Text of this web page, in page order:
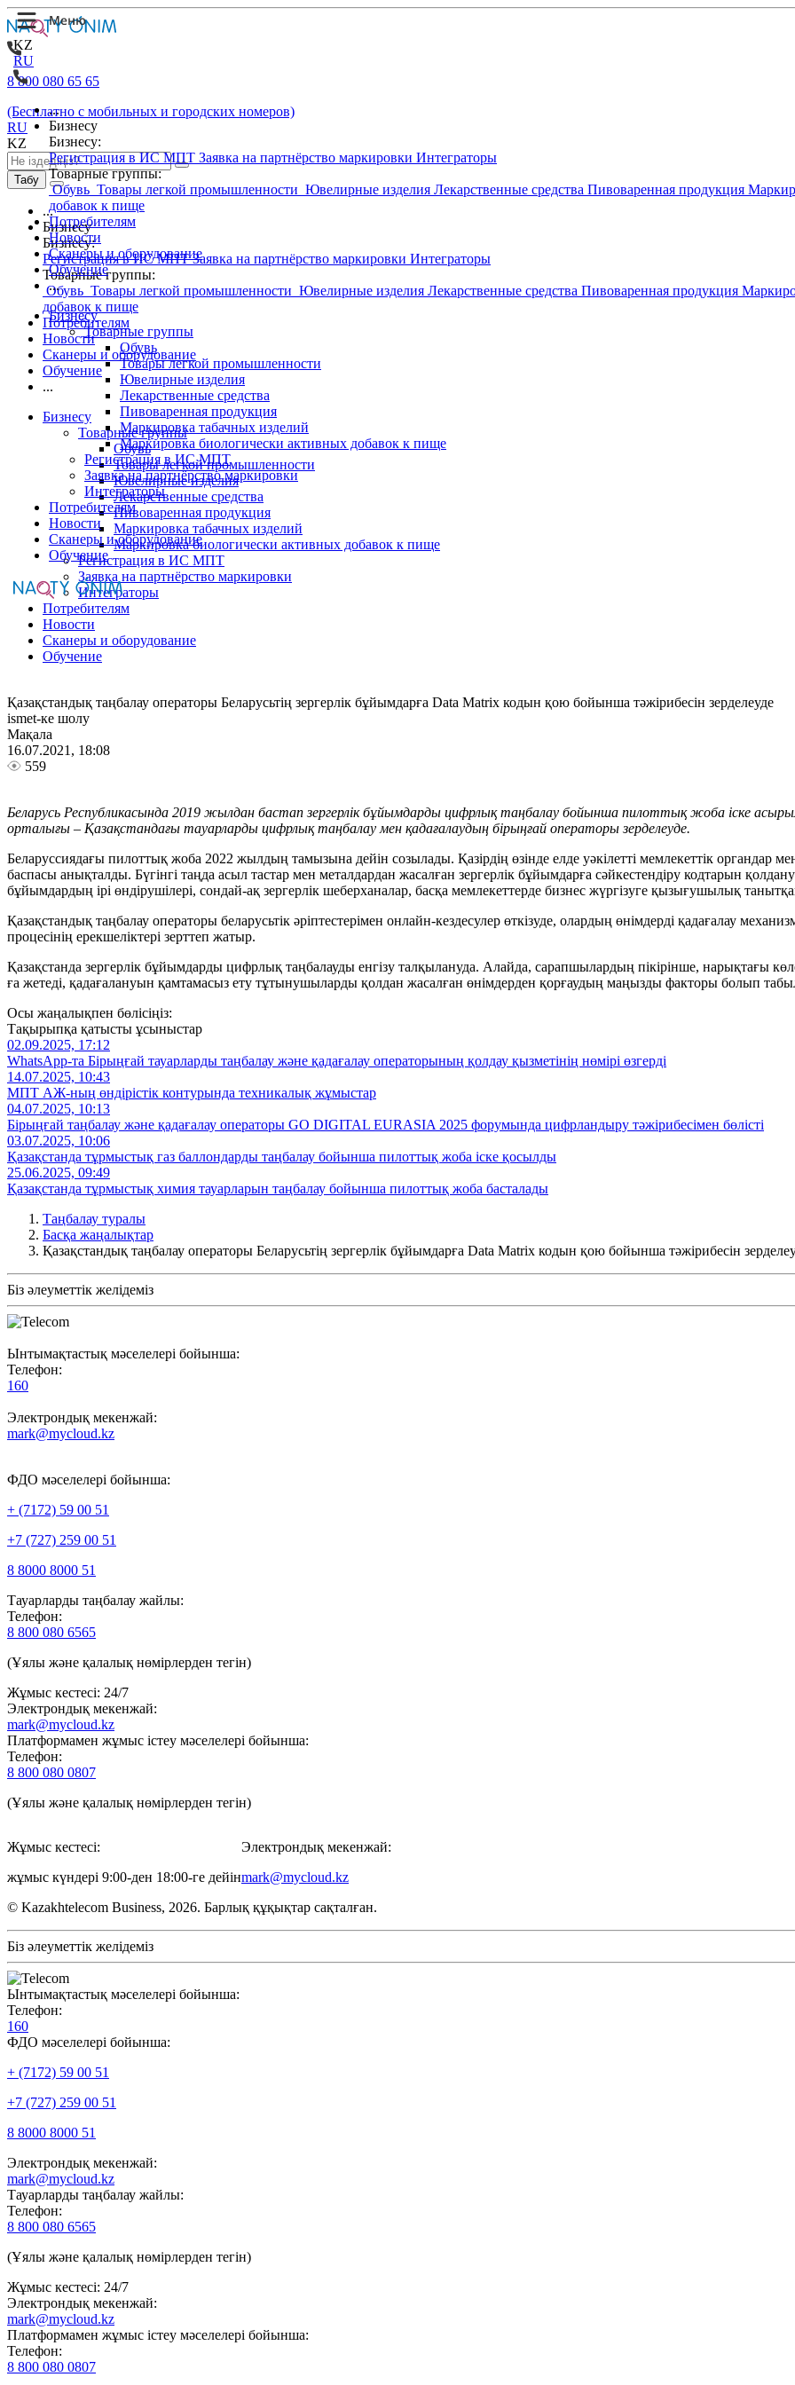
KZ
RU
...
Бизнесу
Бизнесу:
Регистрация в ИС МПТ Заявка на партнёрство маркировки Интеграторы
Товарные группы:
Обувь Товары легкой промышленности Ювелирные изделия Лекарственные средства Пивоваренная продукция
добавок к пище
Потребителям
Новости
Сканеры и оборудование
Обучение
...
Бизнесу
Товарные группы
Обувь
Товары легкой промышленности
Ювелирные изделия
Лекарственные средства
Пивоваренная продукция
Маркировка табачных изделий
Маркировка биологически активных добавок к пище
Регистрация в ИС МПТ
Заявка на партнёрство маркировки
Интеграторы
Потребителям
Новости
Сканеры и оборудование
Обучение
8 800 080 65 65
(Бесплатно с мобильных и городских номеров)
RU
KZ
Табу
...
Бизнесу
Бизнесу:
Регистрация в ИС МПТЗаявка на партнёрство маркировки Интеграторы
Товарные группы:
Обувь Товары легкой промышленности Ювелирные изделия Лекарственные средства Пивоваренная продукция
добавок к пище
Потребителям
Новости
Сканеры и оборудование
Обучение
...
Бизнесу
Товарные группы
Обувь
Товары легкой промышленности
Ювелирные изделия
Лекарственные средства
Пивоваренная продукция
Маркировка табачных изделий
Маркировка биологически активных добавок к пище
Регистрация в ИС МПТ
Заявка на партнёрство маркировки
Интеграторы
Потребителям
Новости
Сканеры и оборудование
Обучение
Қазақстандық таңбалау операторы Беларусьтің зергерлік бұйымдарға Data Matrix кодын қою бойынша тәжірибесін зерделеуде
ismet-ке шолу
Мақала
16.07.2021, 18:08
559
Беларусь Республикасында 2019 жылдан бастап зергерлік бұйымдарды цифрлық таңбалау бойынша пилоттық жоба іске
орталығы – Қазақстандағы тауарларды цифрлық таңбалау мен қадағалаудың бірыңғай операторы зерделеуде.
Беларуссиядағы пилоттық жоба 2022 жылдың тамызына дейін созылады. Қазірдің өзінде елде уәкілетті мемлекеттік
баспасы анықталды. Бүгінгі таңда асыл тастар мен металдардан жасалған зергерлік бұйымдарға сәйкестендіру кодтарын
бұйымдардың ірі өндірушілері, сондай-ақ зергерлік шеберханалар, басқа мемлекеттерде бизнес жүргізуге қызығушылық
Қазақстандық таңбалау операторы беларусьтік әріптестерімен онлайн-кездесулер өткізуде, олардың өнімдерді қадағалау
процесінің ерекшеліктері зерттеп жатыр.
Қазақстанда зергерлік бұйымдарды цифрлық таңбалауды енгізу талқылануда. Алайда, сарапшылардың пікірінше, нарықтағы
ға жетеді, қадағалануын қамтамасыз ету тұтынушыларды қолдан жасалған өнімдерден қорғаудың маңызды факторы болып
Осы жаңалықпен бөлісіңіз:
Тақырыпқа қатысты ұсыныстар
02.09.2025, 17:12
WhatsApp-та Бірыңғай тауарларды таңбалау және қадағалау операторының қолдау қызметінің нөмірі өзгерді
14.07.2025, 10:43
МПТ АЖ-ның өндірістік контурында техникалық жұмыстар
04.07.2025, 10:13
Бірыңғай таңбалау және қадағалау операторы GO DIGITAL EURASIA 2025 форумында цифрландыру тәжірибесімен бөлісті
03.07.2025, 10:06
Қазақстанда тұрмыстық газ баллондарды таңбалау бойынша пилоттық жоба іске қосылды
25.06.2025, 09:49
Қазақстанда тұрмыстық химия тауарларын таңбалау бойынша пилоттық жоба басталады
Таңбалау туралы
Басқа жаңалықтар
Қазақстандық таңбалау операторы Беларусьтің зергерлік бұйымдарға Data Matrix кодын қою бойынша тәжірибесін
Біз әлеуметтік желідеміз
Ынтымақтастық мәселелері бойынша:
Телефон:
160
Электрондық мекенжай:
mark@mycloud.kz
ФДО мәселелері бойынша:
+ (7172) 59 00 51
+7 (727) 259 00 51
8 8000 8000 51
Тауарларды таңбалау жайлы:
Телефон:
8 800 080 6565
(Ұялы және қалалық нөмірлерден тегін)
Жұмыс кестесі: 24/7
Электрондық мекенжай:
mark@mycloud.kz
Платформамен жұмыс істеу мәселелері бойынша:
Телефон:
8 800 080 0807
(Ұялы және қалалық нөмірлерден тегін)
Жұмыс кестесі:
жұмыс күндері 9:00-ден 18:00-ге дейін
Электрондық мекенжай:
mark@mycloud.kz
© Kazakhtelecom Business, 2026. Барлық құқықтар сақталған.
Біз әлеуметтік желідеміз
Ынтымақтастық мәселелері бойынша:
Телефон:
160
ФДО мәселелері бойынша:
+ (7172) 59 00 51
+7 (727) 259 00 51
8 8000 8000 51
Электрондық мекенжай:
mark@mycloud.kz
Тауарларды таңбалау жайлы:
Телефон:
8 800 080 6565
(Ұялы және қалалық нөмірлерден тегін)
Жұмыс кестесі: 24/7
Электрондық мекенжай:
mark@mycloud.kz
Платформамен жұмыс істеу мәселелері бойынша:
Телефон:
8 800 080 0807